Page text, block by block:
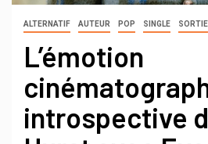
ALTERNATIF AUTEUR POP SINGLE SORTIE
L’émotion
introspective